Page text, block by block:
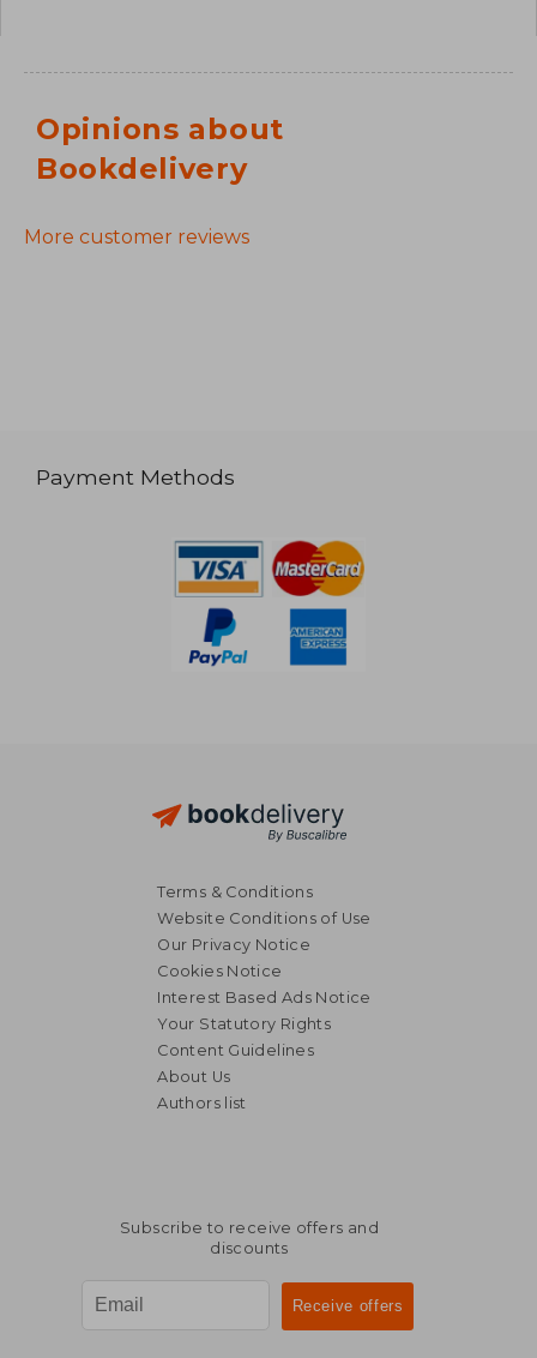
Opinions about
Bookdelivery
More customer reviews
Payment Methods
Terms & Conditions
Website Conditions of Use
Our Privacy Notice
Cookies Notice
Interest Based Ads Notice
Your Statutory Rights
Content Guidelines
About Us
Authors list
Subscribe to receive offers and
discounts